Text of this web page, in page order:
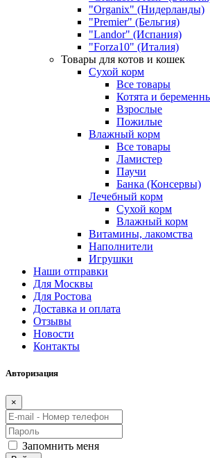
"Organix" (Нидерланды)
"Premier" (Бельгия)
"Landor" (Испания)
"Forza10" (Италия)
Товары для котов и кошек
Сухой корм
Все товары
Котята и
Взрослые
Пожилые
Влажный корм
Все товары
Ламистер
Паучи
Банка (Консервы)
Лечебный корм
Сухой корм
Влажный корм
Витамины, лакомства
Наполнители
Игрушки
Наши отправки
Для Москвы
Для Ростова
Доставка и оплата
Отзывы
Новости
Контакты
Авторизация
×
Запомнить меня